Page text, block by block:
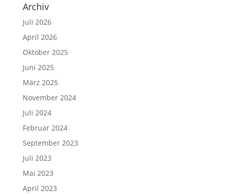
Archiv
Juli 2026
April 2026
Oktober 2025
Juni 2025
März 2025
November 2024
Juli 2024
Februar 2024
September 2023
Juli 2023
Mai 2023
April 2023